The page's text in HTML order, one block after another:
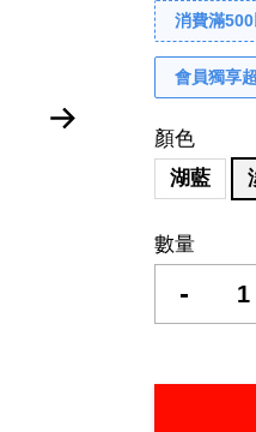
消費滿
會員獨享
顏色
湖藍
數量
-